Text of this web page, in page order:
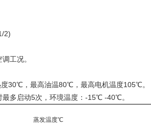
2)
工况。
，最高油温80℃，最高电机温度105℃。
多启动5次，环境温度：-15℃ -40℃。
蒸发温度℃